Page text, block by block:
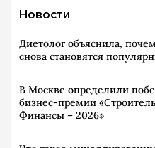
Новости
Диетолог объяснила,
снова становятся
В Москве определили
бизнес-премии
Финансы – 2026»